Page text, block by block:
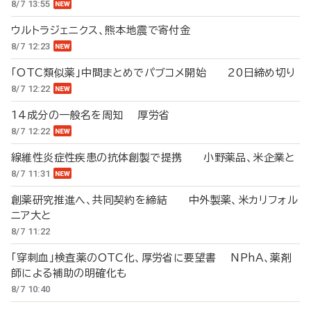
8/7 13:55
ウルトラジェニクス、熊本地震で寄付金
8/7 12:23
「OTC類似薬」中間まとめでパブコメ開始 20日締め切り
8/7 12:22
14成分の一般名を周知 厚労省
8/7 12:22
線維性炎症性疾患の抗体創製で提携 小野薬品、米企業と
8/7 11:31
創薬研究推進へ、共同契約を締結 中外製薬、米カリフォル
ニア大と
8/7 11:22
「穿刺血」検査薬のOTC化、厚労省に要望書 NPhA、薬剤
師による補助の明確化も
8/7 10:40